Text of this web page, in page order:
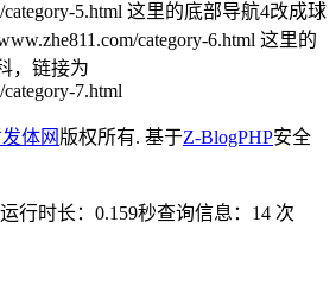
category-5.html 这里的底部导航4改成球
category-6.html 这里的
，链接为
7.html
体网 版权所有. 基于Z-BlogPHP安全
运行时长：0.159秒查询信息：14 次